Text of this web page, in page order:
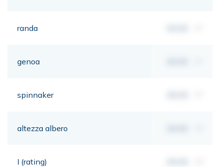
randa
genoa
spinnaker
altezza albero
I (rating)